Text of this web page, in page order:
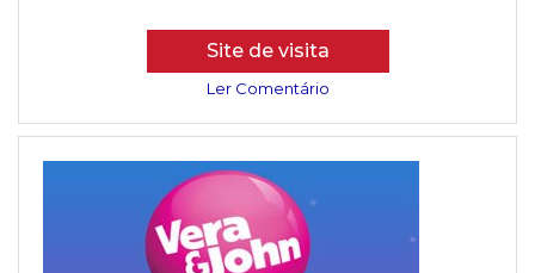
Site de visita
Ler Comentário